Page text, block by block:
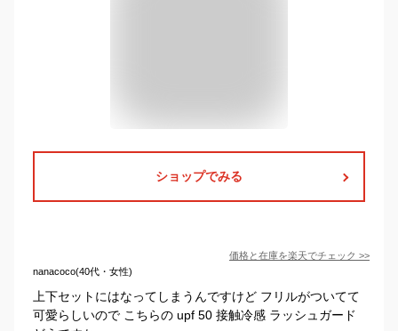
ショップでみる
価格と在庫を楽天でチェック >>
nanacoco(40代・女性)
上下セットにはなってしまうんですけど フリルがついてて
可愛らしいので こちらの upf 50 接触冷感 ラッシュガード